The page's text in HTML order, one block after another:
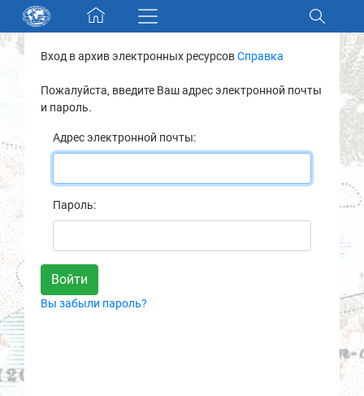
Skip navigation
Разделы и коллекции
Электронный каталог
Новости
О нас
Контакты
Партнеры
Вход в архив электронных ресурсовСправка
Пожалуйста, введите Ваш адрес электронной почты
и пароль.
Адрес электронной почты:
Пароль:
Вы забыли пароль?